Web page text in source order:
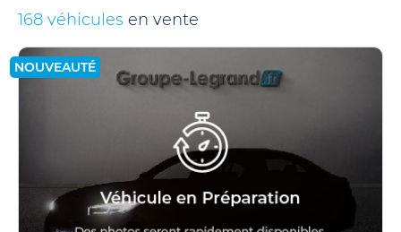
168 véhicules en vente
NOUVEAUTÉ